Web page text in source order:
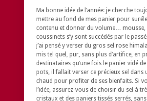
Ma bonne idée de l’année: je cherche
mettre au fond de mes panier pour
contenu et donner du volume… mousse,
coussinets s’y sont succédés par le
j’ai pensé y verser du gros sel rose
mis tel quel, pur, sans plus d’artifice, en
destinataires qu’une fois le panier vidé
pots, il fallait verser ce précieux sel dans
chaud pour profiter de ses bienfaits. Si
l’idée, assurez-vous de choisir du sel à
cristaux et des paniers tissés serrés,